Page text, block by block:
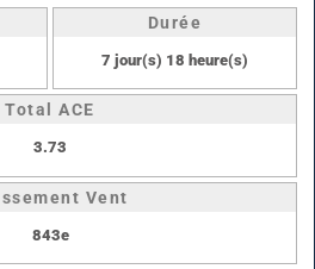
Durée
7 jour(s) 18 heure(s)
Total ACE
3.73
Vent
843e